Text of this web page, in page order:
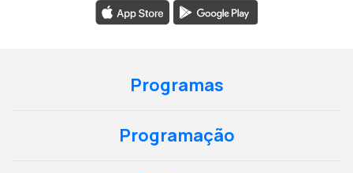
Programas
Programação